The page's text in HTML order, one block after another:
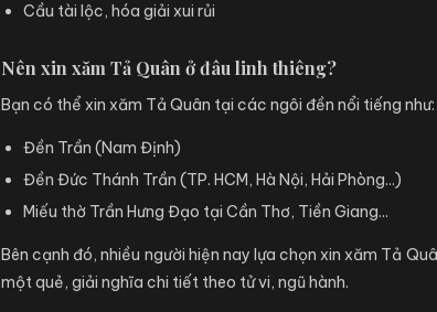
Cầu tài lộc, hóa giải xui rủi
Nên xin xăm Tả Quân ở đâu linh thiêng?
Bạn có thể xin xăm Tả Quân tại các ngôi đền nổi tiếng như:
Đền Trần (Nam Định)
Đền Đức Thánh Trần (TP. HCM, Hà Nội, Hải Phòng...)
Miếu thờ Trần Hưng Đạo tại Cần Thơ, Tiền Giang...
Bên cạnh đó, nhiều người hiện nay lựa chọn xin xăm Tả
một quẻ, giải nghĩa chi tiết theo tử vi, ngũ hành.